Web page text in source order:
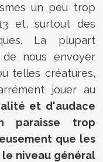
un peu trop
et, surtout des
La plupart
nous envoyer
telles créatures,
jouer au
et d'audace
paraisse trop
que les
niveau général